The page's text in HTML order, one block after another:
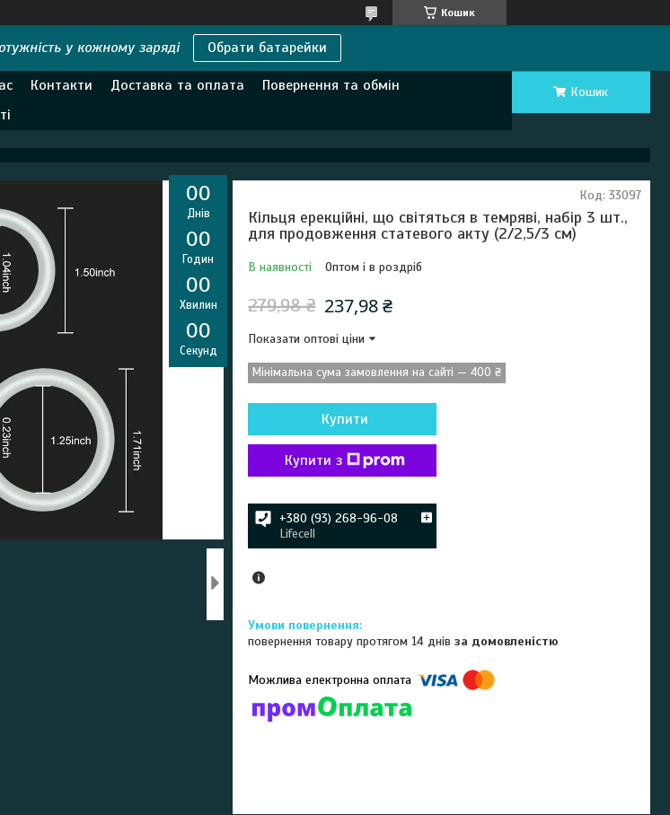
Кошик
у кожному заряді Обрати батарейки
Контакти Доставка та оплата
Повернення та обмін
Кошик
00
Днів
00
Годин
00
Хвилин
00
Секунд
Кільця ерекційні, що світяться в темряві, набір 3 шт.,
для продовження статевого акту (2/2,5/3 см)
В наявності Оптом і в роздріб
Код: 33097
279,98 ₴ 237,98 ₴
Показати оптові ціни
Мінімальна сума замовлення на сайті — 400 ₴
Купити
Купити з
+380 (93) 268-96-08
Lifecell
повернення товару протягом 14 днівза домовленістю